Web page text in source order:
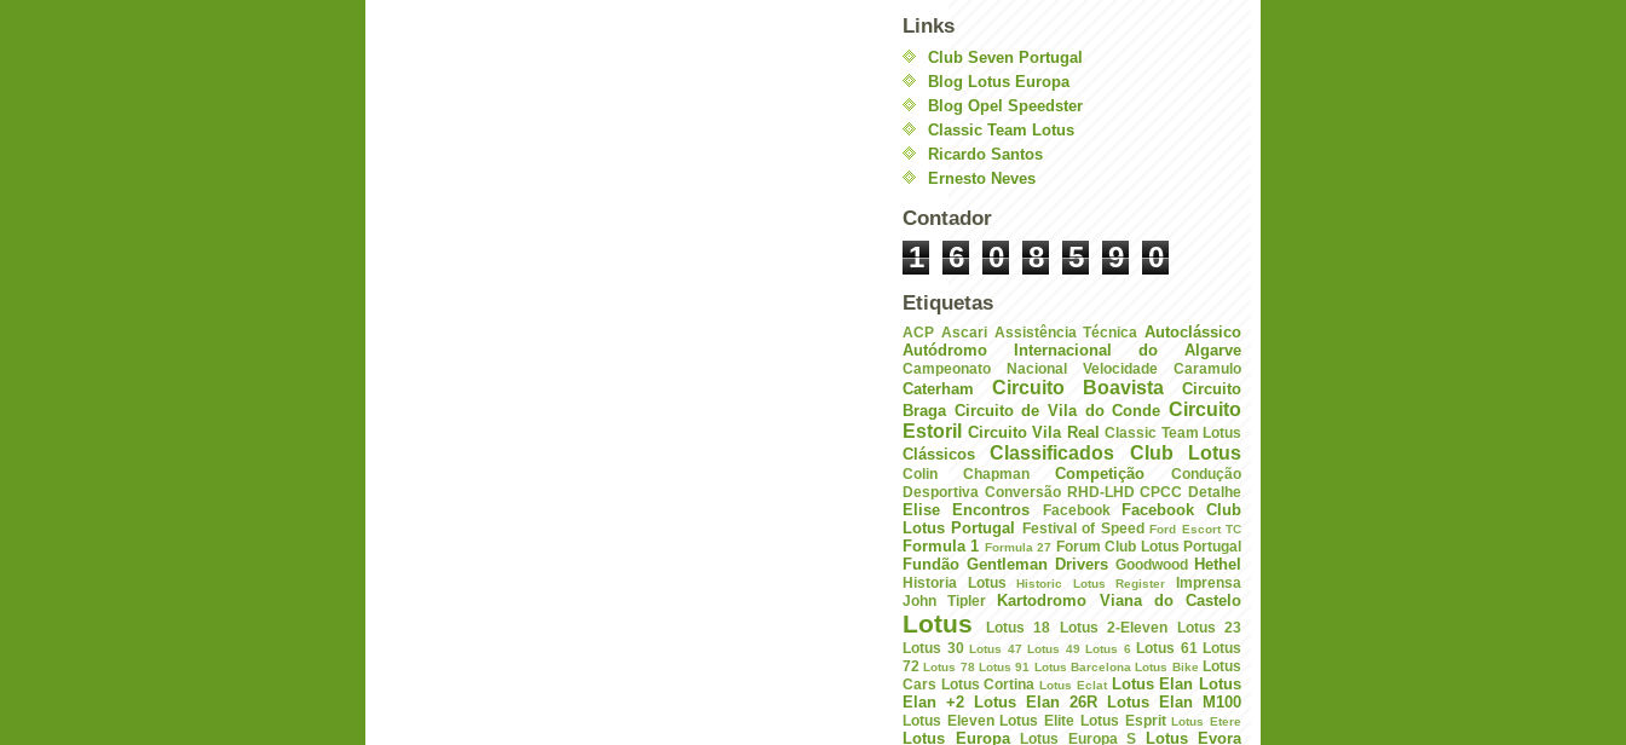
Links
Club Seven Portugal
Blog Lotus Europa
Blog Opel Speedster
Classic Team Lotus
Ricardo Santos
Ernesto Neves
Contador
1 6 0 8 5 9 0
Etiquetas
ACP Ascari Assistência Técnica Autoclássico
Autódromo Internacional do Algarve
Campeonato Nacional Velocidade Caramulo
Caterham Circuito Boavista
Circuito
Braga Circuito de Vila do Conde Circuito
Estoril Circuito Vila Real Classic Team Lotus
Clássicos Classificados Club Lotus
Colin Chapman Competição
Condução
Desportiva Conversão RHD-LHD CPCC Detalhe
Elise Encontros Facebook
Facebook Club
Lotus Portugal
Festival of Speed Ford Escort TC
Formula 1 Formula 27 Forum Club Lotus Portugal
Fundão Gentleman Drivers Goodwood Hethel
Historia Lotus Historic Lotus Register
Imprensa
John Tipler
Kartodromo Viana do Castelo
Lotus Lotus 18 Lotus 2-Eleven
Lotus 23
Lotus 30 Lotus 47 Lotus 49 Lotus 6 Lotus 61 Lotus
72 Lotus 78 Lotus 91 Lotus Barcelona Lotus Bike Lotus
Cars Lotus Cortina Lotus Eclat Lotus Elan Lotus
Elan +2
Lotus Elan 26R Lotus Elan M100
Lotus Eleven Lotus Elite Lotus Esprit Lotus Etere
Lotus Europa Lotus Europa S Lotus Evora